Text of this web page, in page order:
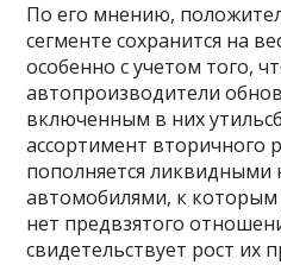
По его мнению,
сегменте сохранится на
особенно с учетом того,
автопроизводители
включенным в них
ассортимент вторичного
пополняется ликвидными
автомобилями, к которым
нет предвзятого
свидетельствует рост их